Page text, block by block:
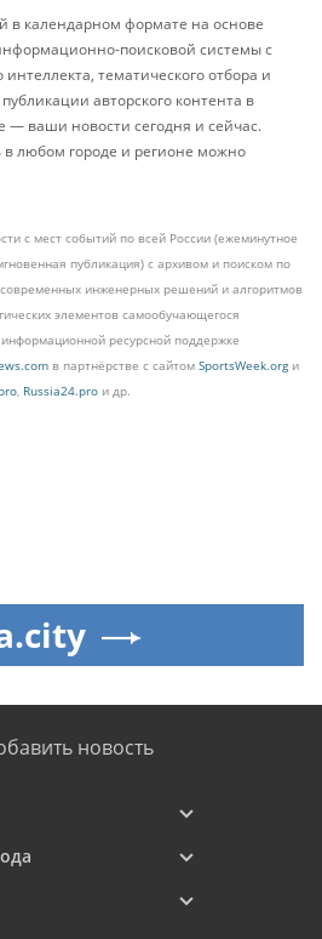
в календарном формате на основе
поисковой системы с
тематического отбора и
авторского контента в
— ваши новости сегодня и сейчас.
в любом городе и регионе можно
с мест событий по всей России (ежеминутное
публикация) с архивом и поиском по
инженерных решений и алгоритмов
элементов самообучающегося
ресурсной поддержке
в партнёрстве с сайтом SportsWeek.orgи
, Russia24.pro и др.
новость